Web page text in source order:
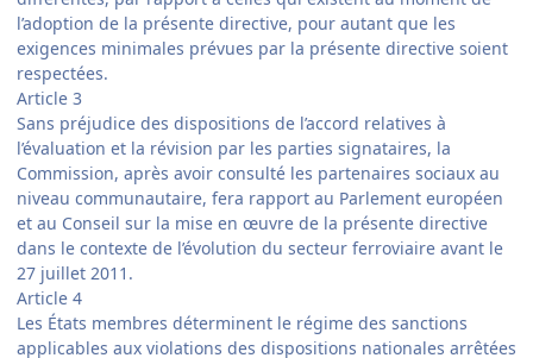
l’adoption de la présente directive, pour autant que les
exigences minimales prévues par la présente directive soient
respectées.
Article 3
Sans préjudice des dispositions de l’accord relatives à
l’évaluation et la révision par les parties signataires, la
Commission, après avoir consulté les partenaires sociaux au
niveau communautaire, fera rapport au Parlement européen
et au Conseil sur la mise en œuvre de la présente directive
dans le contexte de l’évolution du secteur ferroviaire avant le
27 juillet 2011.
Article 4
Les États membres déterminent le régime des sanctions
applicables aux violations des dispositions nationales arrêtées